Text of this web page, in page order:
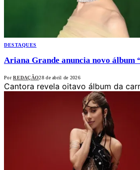
DESTAQUES
Ariana Grande anuncia novo álbum
Por REDAÇÃO28 de abril de 2026
Cantora revela oitavo álbum da